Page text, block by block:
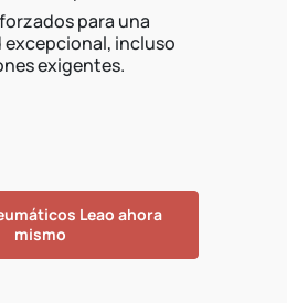
para una
incluso
exigentes.
Leao ahora
mismo